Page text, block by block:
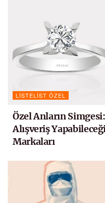
LISTELIST ÖZEL
Özel Anların
Alışveriş
Markaları